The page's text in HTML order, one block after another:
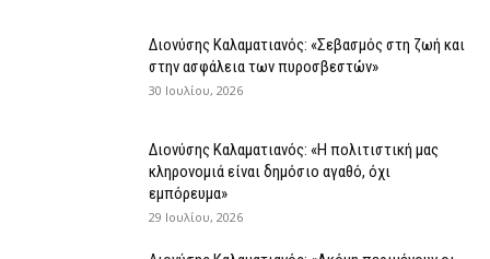
Διονύσης Καλαματιανός: «Σεβασμός στη ζωή και
στην ασφάλεια των πυροσβεστών»
30 Ιουλίου, 2026
Διονύσης Καλαματιανός: «Η πολιτιστική μας
κληρονομιά είναι δημόσιο αγαθό, όχι
εμπόρευμα»
29 Ιουλίου, 2026